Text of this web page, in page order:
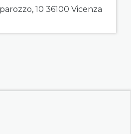
10 36100 Vicenza